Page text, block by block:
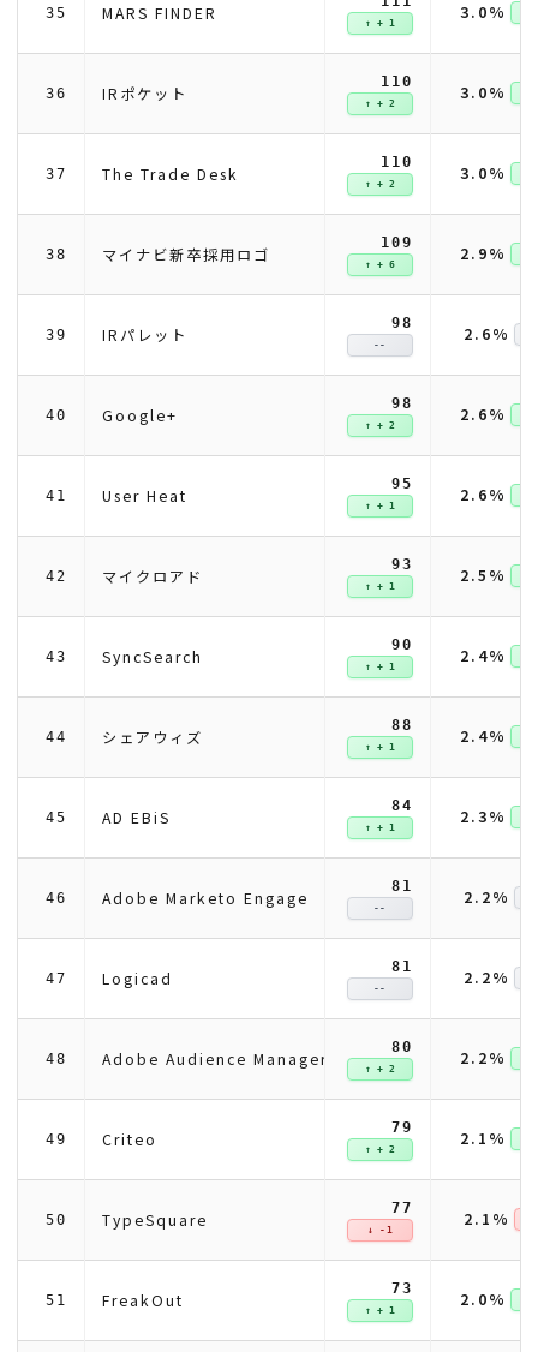
35 MARS FINDER ↑ + 1 3.0%
36 IRポケット
110
↑ + 2 3.0%
37 The Trade Desk
110
↑ + 2 3.0%
38 マイナビ新卒採用ロゴ
109
↑ + 6 2.9%
39 IRパレット
98
-- 2.6%
40 Google+
98
↑ + 2 2.6%
41 User Heat
95
↑ + 1 2.6%
42 マイクロアド
93
↑ + 1 2.5%
43 SyncSearch
90
↑ + 1 2.4%
44 シェアウィズ
88
↑ + 1 2.4%
45 AD EBiS
84
↑ + 1 2.3%
46 Adobe Marketo Engage
81
-- 2.2%
47 Logicad
81
-- 2.2%
48 Adobe Audience Manager
80
↑ + 2 2.2%
49 Criteo
79
↑ + 2 2.1%
50 TypeSquare
77
↓ -1 2.1%
51 FreakOut
73
↑ + 1 2.0%